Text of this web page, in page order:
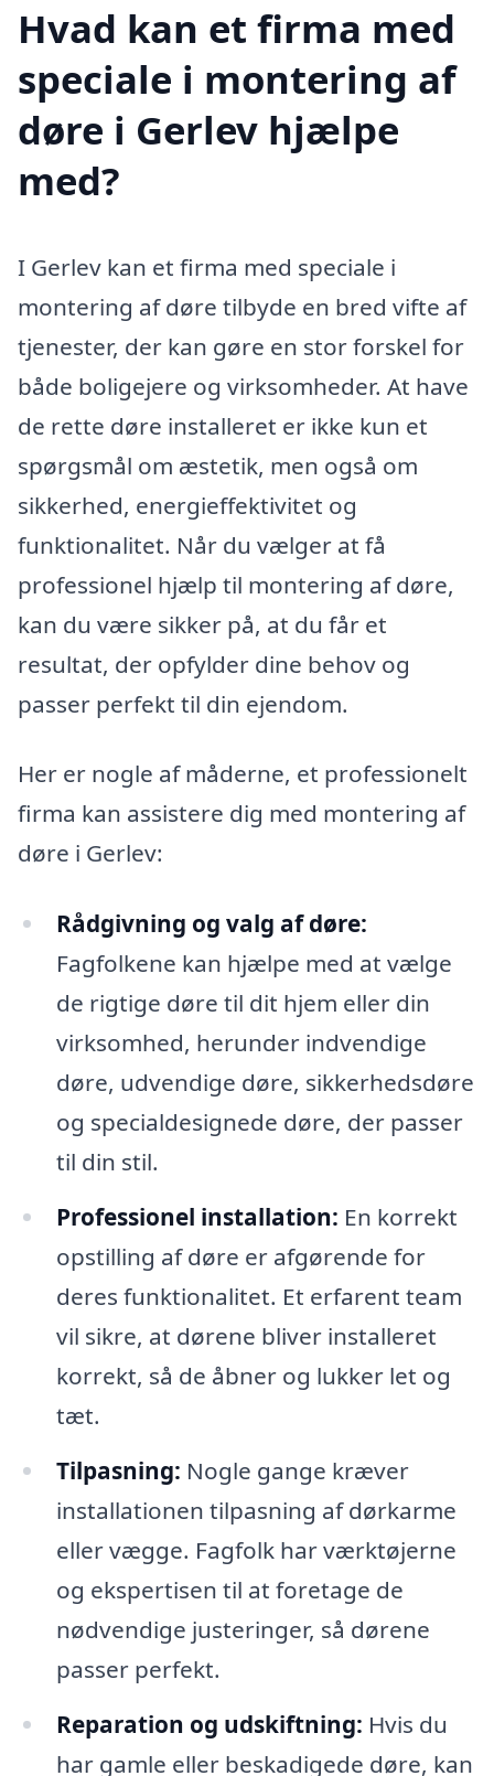
Hvad kan et firma med
speciale i montering af
døre i Gerlev hjælpe
med?
I Gerlev kan et firma med speciale i
montering af døre tilbyde en bred vifte af
tjenester, der kan gøre en stor forskel for
både boligejere og virksomheder. At have
de rette døre installeret er ikke kun et
spørgsmål om æstetik, men også om
sikkerhed, energieffektivitet og
funktionalitet. Når du vælger at få
professionel hjælp til montering af døre,
kan du være sikker på, at du får et
resultat, der opfylder dine behov og
passer perfekt til din ejendom.
Her er nogle af måderne, et professionelt
firma kan assistere dig med montering af
døre i Gerlev:
Rådgivning og valg af døre:
Fagfolkene kan hjælpe med at vælge
de rigtige døre til dit hjem eller din
virksomhed, herunder indvendige
døre, udvendige døre, sikkerhedsdøre
og specialdesignede døre, der passer
til din stil.
Professionel installation: En korrekt
opstilling af døre er afgørende for
deres funktionalitet. Et erfarent team
vil sikre, at dørene bliver installeret
korrekt, så de åbner og lukker let og
tæt.
Tilpasning: Nogle gange kræver
installationen tilpasning af dørkarme
eller vægge. Fagfolk har værktøjerne
og ekspertisen til at foretage de
nødvendige justeringer, så dørene
passer perfekt.
Reparation og udskiftning: Hvis du
har gamle eller beskadigede døre, kan